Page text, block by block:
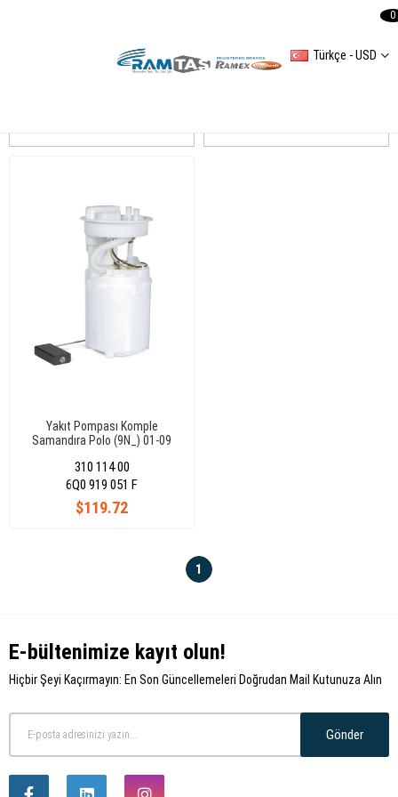
Türkçe - USD
0
Yakıt Pompası Komple
Samandıra Polo (9N_) 01-09
310 114 00
$119.72
6Q0 919 051 F
1
E-bültenimize kayıt olun!
Hiçbir Şeyi Kaçırmayın: En Son Güncellemeleri Doğrudan Mail Kutunuza Alın
Gönder